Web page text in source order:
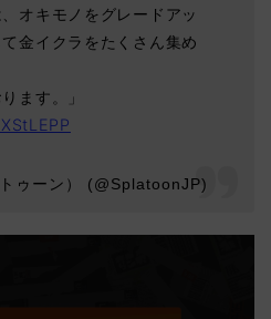
オキモノをグレードアッ
金イクラをたくさん集め
ます。」
ゥーン） (@SplatoonJP)